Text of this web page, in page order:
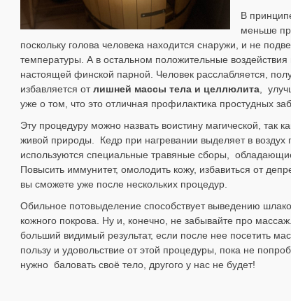
В
меньше
поскольку голова человека находится снаружи, и не
температуры. А в остальном положительные
настоящей финской парной. Человек расслабляется,
избавляется отлишней массы тела и целлюлита ,
уже о том, что это отличная профилактика простудных
Эту процедуру можно назвать воистину магической, так
живой природы. Кедр при нагревании выделяет в
используются специальные травяные сборы,
Повысить иммунитет, омолодить кожу, избавиться от
вы сможете уже после нескольких процедур.
Обильное потовыделение способствует выведению
кожного покрова. Ну и, конечно, не забывайте про
больший видимый результат, если после нее посетить
пользу и удовольствие от этой процедуры, пока не
нужно баловать своё тело, другого у нас не будет!